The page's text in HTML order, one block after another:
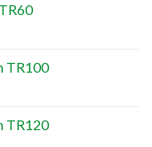
TR100
TR120